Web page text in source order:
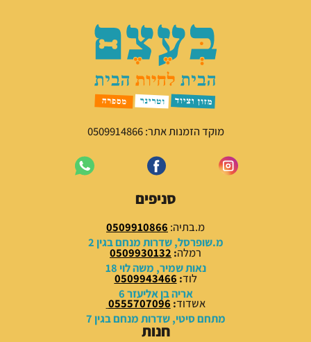
מוקד הזמנות אתר: 0509914866
סניפים
מ.בתיה: 0509910866
מ.שופרסל, שדרות מנחם בגין 2
רמלה:
0509930132
נאות שמיר, משה לוי 18
לוד:
0509943466
אריה בן אליעזר 6
אשדוד:
0555707096
מתחם סיטי, שדרות מנחם בגין 7
חנות